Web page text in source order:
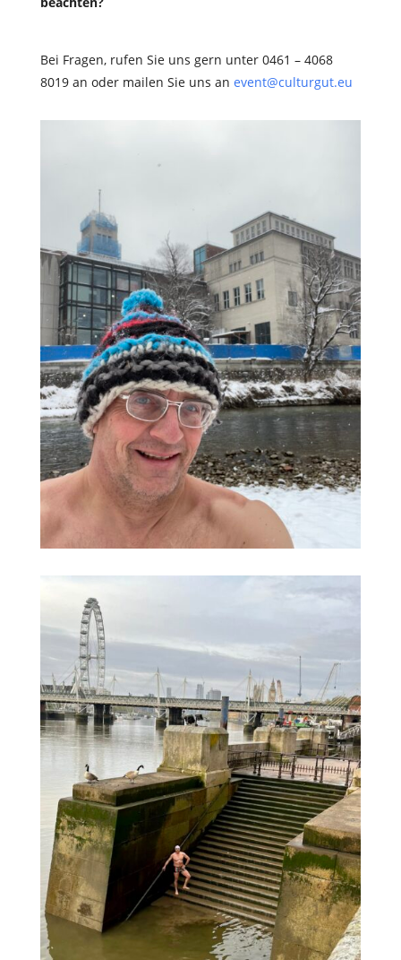
Bei Fragen, rufen Sie uns gern unter 0461 – 4068
8019 an oder mailen Sie uns an event@culturgut.eu